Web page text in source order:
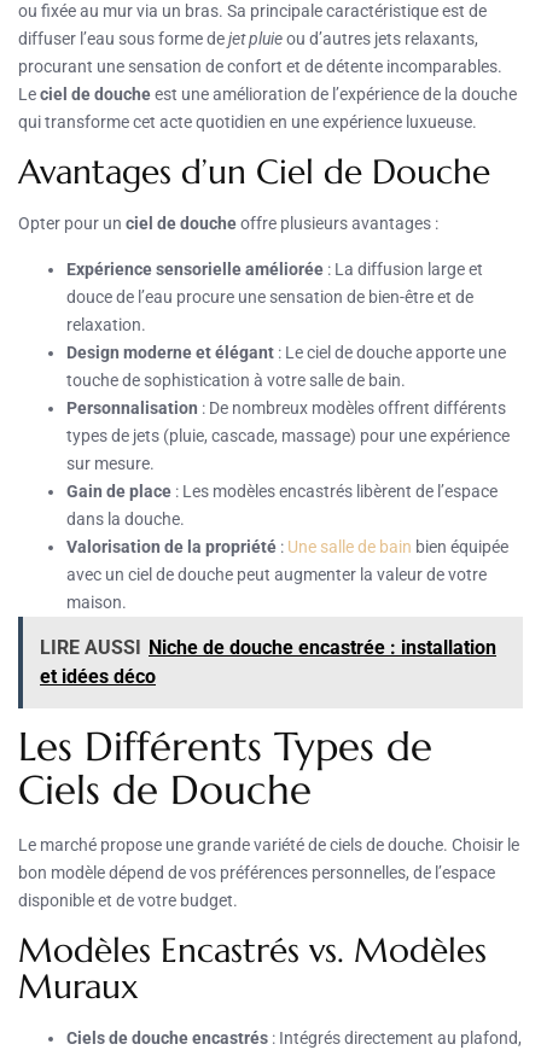
ou fixée au mur via un bras. Sa principale caractéristique est de
diffuser l’eau sous forme dejet pluieou d’autres jets relaxants,
procurant une sensation de confort et de détente incomparables.
Leciel de doucheest une amélioration de l’expérience de la douche
qui transforme cet acte quotidien en une expérience luxueuse.
Avantages d’un Ciel de Douche
Opter pour un ciel de doucheoffre plusieurs avantages :
Expérience sensorielle améliorée : La diffusion large et
douce de l’eau procure une sensation de bien-être et de
relaxation.
Design moderne et élégant : Le ciel de douche apporte une
touche de sophistication à votre salle de bain.
Personnalisation : De nombreux modèles offrent différents
types de jets (pluie, cascade, massage) pour une expérience
sur mesure.
Gain de place : Les modèles encastrés libèrent de l’espace
dans la douche.
Valorisation de la propriété : Une salle de bain bien équipée
avec un ciel de douche peut augmenter la valeur de votre
maison.
LIRE AUSSI
Niche de douche encastrée : installation
et idées déco
Les Différents Types de
Ciels de Douche
Le marché propose une grande variété de ciels de douche. Choisir le
bon modèle dépend de vos préférences personnelles, de l’espace
disponible et de votre budget.
Modèles Encastrés vs. Modèles
Muraux
Ciels de douche encastrés : Intégrés directement au plafond,